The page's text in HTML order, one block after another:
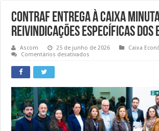
Contraf entrega à Caixa
reivindicações específicas dos
Ascom 25 de junho de 2026
Caixa
Comentários desativados
minuta
de
reivindicações
específicas
dos
empregados